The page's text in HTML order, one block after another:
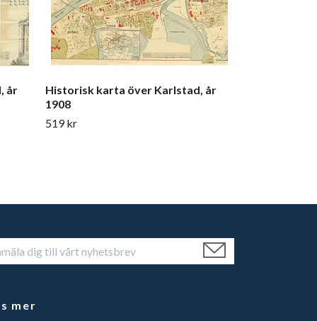
år
Historisk karta över Karlstad, år
1908
519 kr
mer